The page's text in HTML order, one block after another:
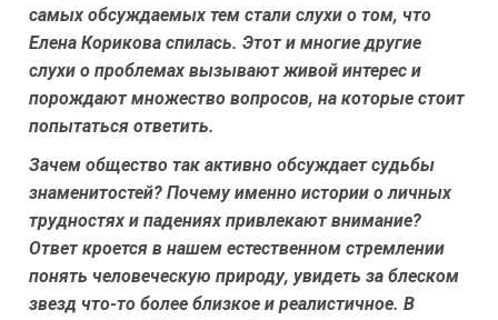
самых обсуждаемых тем стали слухи о том, что
Елена Корикова спилась. Этот и многие другие
слухи о проблемах вызывают живой интерес и
порождают множество вопросов, на которые стоит
попытаться ответить.
Зачем общество так активно обсуждает судьбы
знаменитостей? Почему именно истории о личных
трудностях и падениях привлекают внимание?
Ответ кроется в нашем естественном стремлении
понять человеческую природу, увидеть за блеском
звезд что-то более близкое и реалистичное. В